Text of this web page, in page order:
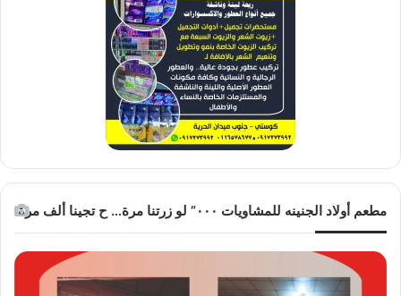
مطعم أولاد الجنينه للمشاويات ٠٠٠” لو زرتنا مرة… ح تجينا ألف مرة